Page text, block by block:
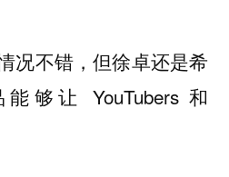
况不错，但徐卓还是希
够让 YouTubers 和